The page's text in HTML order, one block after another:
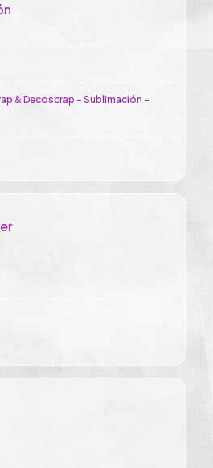
& Decoscrap - Sublimación -